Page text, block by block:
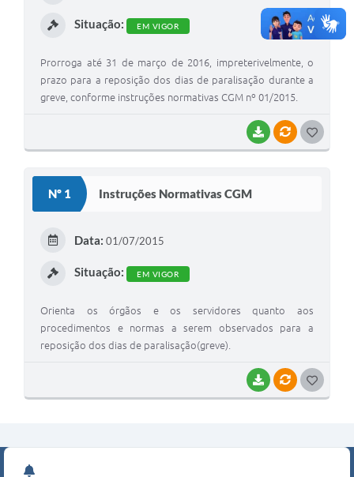
I
BAIXARVÍNCULOS
Situação: EM VIGOR
Prorroga até 31 de março de 2016, impreterivelmente, o
prazo para a reposição dos dias de paralisação durante a
greve, conforme instruções normativas CGM nº 01/2015.
Nº 1 Instruções Normativas CGM
BAIXARVÍNCULOS
Data: 01/07/2015
Situação: EM VIGOR
Orienta os órgãos e os servidores quanto aos
procedimentos e normas a serem observados para a
reposição dos dias de paralisação(greve).